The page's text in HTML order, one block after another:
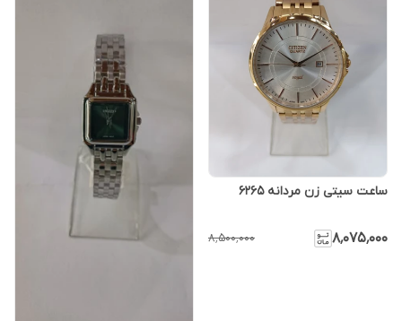
ساعت سیتی زن مردانه 6265
۸٬۰۷۵٬۰۰۰ ۸٬۵۰۰٬۰۰۰